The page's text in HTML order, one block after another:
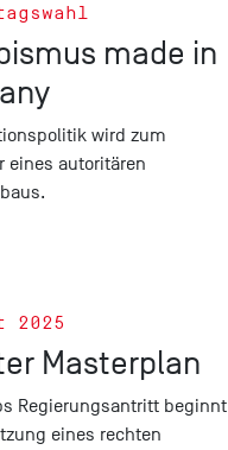
made in
wird zum
eines autoritären
2025
Masterplan
Regierungsantritt beginnt
eines rechten